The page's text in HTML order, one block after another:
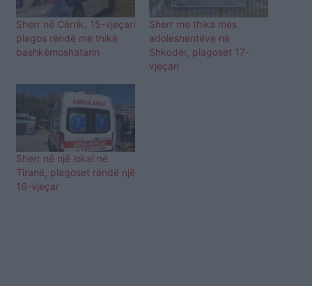
Sherr në Cërrik, 15-vjeçari
plagos rëndë me thikë
bashkëmoshatarin
Sherr me thika mes
adoleshentëve në
Shkodër, plagoset 17-
vjeçari
Sherr në një lokal në
Tiranë, plagoset rëndë një
16-vjeçar